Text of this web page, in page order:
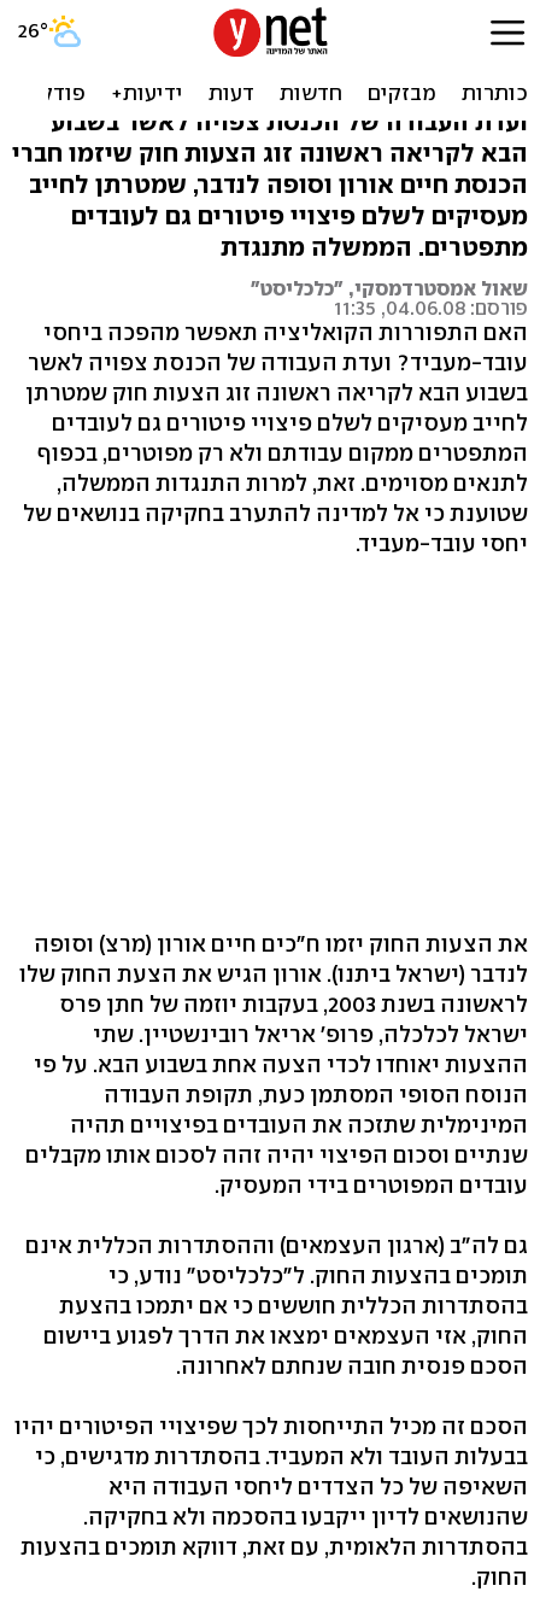
הערכה: הכנסת תאשר
פיצויים גם למתפטרים
ועדת העבודה של הכנסת צפויה לאשר בשבוע
הבא לקריאה ראשונה זוג הצעות חוק שיזמו חברי
הכנסת חיים אורון וסופה לנדבר, שמטרתן לחייב
מעסיקים לשלם פיצויי פיטורים גם לעובדים
מתפטרים. הממשלה מתנגדת
שאול אמסטרדמסקי, "כלכליסט"
פורסם: 04.06.08, 11:35
האם התפוררות הקואליציה תאפשר מהפכה ביחסי
עובד-מעביד? ועדת העבודה של הכנסת צפויה לאשר
בשבוע הבא לקריאה ראשונה זוג הצעות חוק שמטרתן
לחייב מעסיקים לשלם פיצויי פיטורים גם לעובדים
המתפטרים ממקום עבודתם ולא רק מפוטרים, בכפוף
לתנאים מסוימים. זאת, למרות התנגדות הממשלה,
שטוענת כי אל למדינה להתערב בחקיקה בנושאים של
יחסי עובד-מעביד.
את הצעות החוק יזמו ח"כים חיים אורון (מרצ) וסופה
לנדבר (ישראל ביתנו). אורון הגיש את הצעת החוק שלו
לראשונה בשנת 2003, בעקבות יוזמה של חתן פרס
ישראל לכלכלה, פרופ' אריאל רובינשטיין. שתי
ההצעות יאוחדו לכדי הצעה אחת בשבוע הבא. על פי
הנוסח הסופי המסתמן כעת, תקופת העבודה
המינימלית שתזכה את העובדים בפיצויים תהיה
שנתיים וסכום הפיצוי יהיה זהה לסכום אותו מקבלים
עובדים המפוטרים בידי המעסיק.
גם לה"ב (ארגון העצמאים) וההסתדרות הכללית אינם
תומכים בהצעות החוק. ל"כלכליסט" נודע, כי
בהסתדרות הכללית חוששים כי אם יתמכו בהצעת
החוק, אזי העצמאים ימצאו את הדרך לפגוע ביישום
הסכם פנסית חובה שנחתם לאחרונה.
הסכם זה מכיל התייחסות לכך שפיצויי הפיטורים יהיו
בבעלות העובד ולא המעביד. בהסתדרות מדגישים, כי
השאיפה של כל הצדדים ליחסי העבודה היא
שהנושאים לדיון ייקבעו בהסכמה ולא בחקיקה.
בהסתדרות הלאומית, עם זאת, דווקא תומכים בהצעות
החוק.